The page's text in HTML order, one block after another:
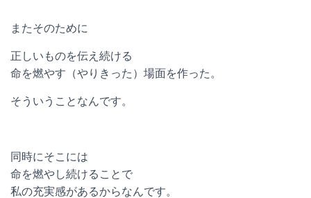
またそのために
正しいものを伝え続ける
命を燃やす（やりきった）場面を作った。
そういうことなんです。
同時にそこには
命を燃やし続けることで
私の充実感があるからなんです。